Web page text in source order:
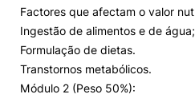
Factores que afectam o valor
Ingestão de alimentos e de água;
Formulação de dietas.
Transtornos metabólicos.
Módulo 2 (Peso 50%):